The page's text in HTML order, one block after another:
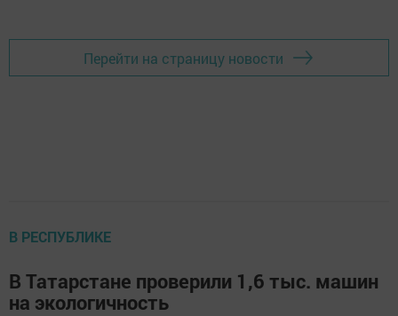
Перейти на страницу новости
В РЕСПУБЛИКЕ
В Татарстане проверили 1,6 тыс. машин
на экологичность